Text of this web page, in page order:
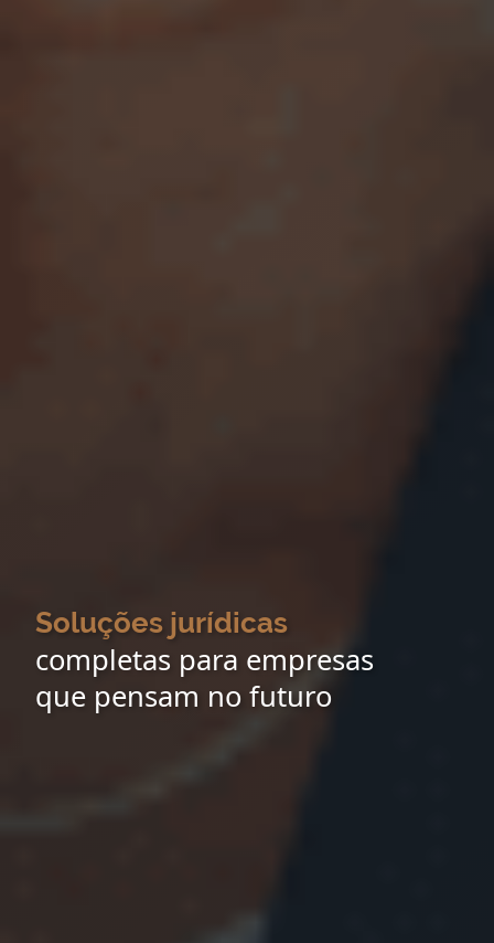
Soluções jurídicas
completas para empresas
que pensam no futuro